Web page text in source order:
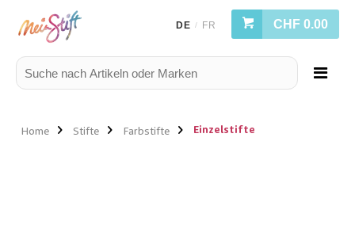
DE / FR CHF 0.00
Home Stifte Farbstifte Einzelstifte